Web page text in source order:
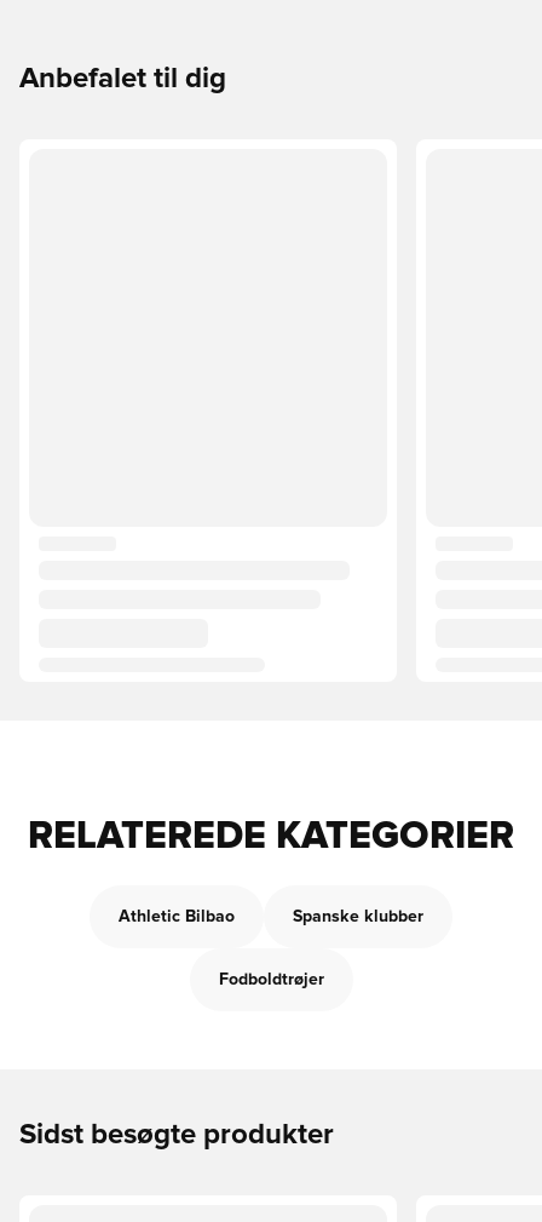
Anbefalet til dig
RELATEREDE KATEGORIER
Athletic Bilbao Spanske klubber
Fodboldtrøjer
Sidst besøgte produkter